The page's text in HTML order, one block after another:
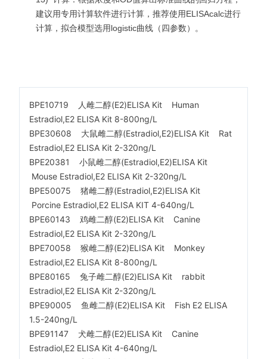
建议用专用计算软件进行计算，推荐使用ELISAcalc进行
计算，拟合模型选用logistic曲线（四参数）。
BPE10719 人雌二醇(E2)ELISA Kit Human
Estradiol,E2 ELISA Kit 8-800ng/L
BPE30608 大鼠雌二醇(Estradiol,E2)ELISA Kit Rat
Estradiol,E2 ELISA Kit 2-320ng/L
BPE20381 小鼠雌二醇(Estradiol,E2)ELISA Kit
Mouse Estradiol,E2 ELISA Kit 2-320ng/L
BPE50075 猪雌二醇(Estradiol,E2)ELISA Kit
Porcine Estradiol,E2 ELISA KIT 4-640ng/L
BPE60143 鸡雌二醇(E2)ELISA Kit Canine
Estradiol,E2 ELISA Kit 2-320ng/L
BPE70058 猴雌二醇(E2)ELISA Kit Monkey
Estradiol,E2 ELISA Kit 8-800ng/L
BPE80165 兔子雌二醇(E2)ELISA Kit rabbit
Estradiol,E2 ELISA Kit 2-320ng/L
BPE90005 鱼雌二醇(E2)ELISA Kit Fish E2 ELISA
1.5-240ng/L
BPE91147 犬雌二醇(E2)ELISA Kit Canine
Estradiol,E2 ELISA Kit 4-640ng/L